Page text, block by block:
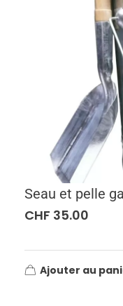
Seau et pelle
CHF 35.00
Ajouter au